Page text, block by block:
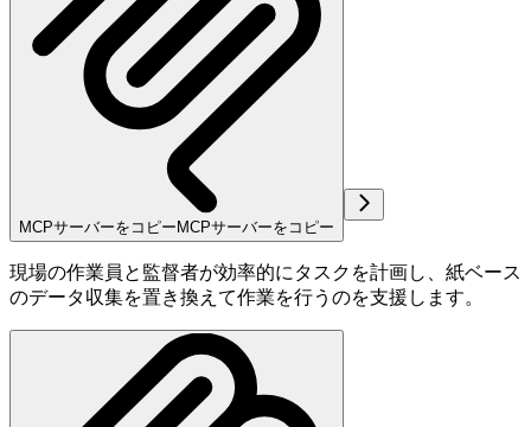
MCPサーバーをコピー MCPサーバーをコピー
現場の作業員と監督者が効率的にタスクを計画し、紙ベース
のデータ収集を置き換えて作業を行うのを支援します。